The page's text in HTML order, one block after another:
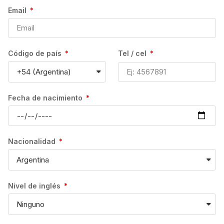
Billetes de avión
Coste del Seguro médico
detalles como: la escuela, número de semanas y
extras finalmente contratados. También, puede
variar según la nacionalidad y el perfil del
estudiante.
Se detallará toda la información antes de
proceder con la reserva.
VACACIONES:
El número de días de vacaciones que tendrás va
a depender, en todo caso, de la escuela en
cuestión; así como del Departamento de
CANCELACIONES:
Email
Código de país Tel / cel
Fecha de nacimiento
Nacionalidad
Nivel de inglés